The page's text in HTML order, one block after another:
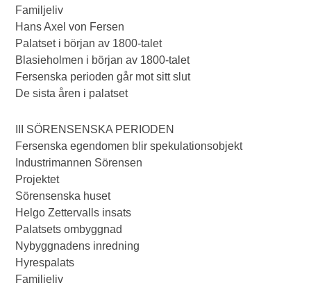
Familjeliv
Hans Axel von Fersen
Palatset i början av 1800-talet
Blasieholmen i början av 1800-talet
Fersenska perioden går mot sitt slut
De sista åren i palatset
III SÖRENSENSKA PERIODEN
Fersenska egendomen blir spekulationsobjekt
Industrimannen Sörensen
Projektet
Sörensenska huset
Helgo Zettervalls insats
Palatsets ombyggnad
Nybyggnadens inredning
Hyrespalats
Familjeliv